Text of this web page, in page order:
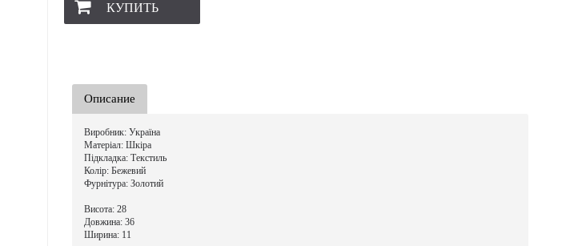
КУПИТЬ
Описание
Виробник: Україна
Матеріал: Шкіра
Підкладка: Текстиль
Колір: Бежевий
Фурнітура: Золотий
Висота: 28
Довжина: 36
Ширина: 11